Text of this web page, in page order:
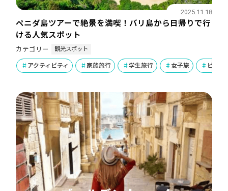
ペニダ島ツアーで絶景を満喫！バリ島から日帰りで行
ける人気スポット
2025.11.18
カテゴリー 観光スポット
アクティビティ 家族旅行 学生旅行 女子旅 ビーチ